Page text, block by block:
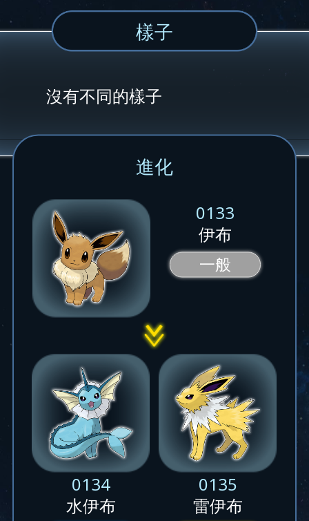
樣子
沒有不同的樣子
進化
0133
伊布
一般
0134
水伊布
0135
雷伊布